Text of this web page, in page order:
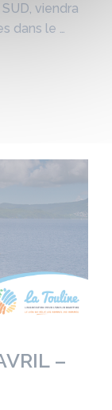
viendra
dans le …
–